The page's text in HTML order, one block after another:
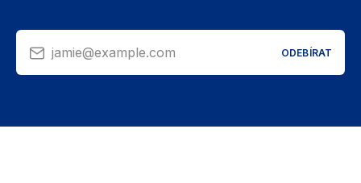
jamie@example.com ODEBÍRAT